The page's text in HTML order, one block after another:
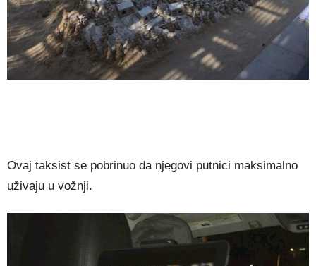
Ovaj taksist se pobrinuo da njegovi putnici maksimalno
uživaju u vožnji.